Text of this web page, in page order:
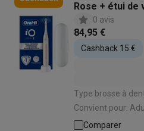
Rose + étui de
0 avis
84,95 €
Cashback 15 €
Type brosse à
Convient pour: Adultes | Nombre de
brossage: 3 | Types de modes de brossage:
Comparer